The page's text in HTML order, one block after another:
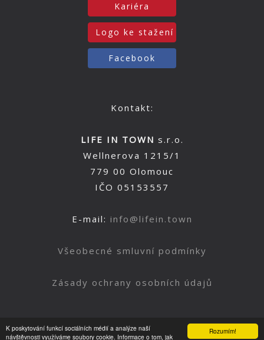
Rozumím!
K poskytování funkcí sociálních médií a analýze naší
návštěvnosti využíváme soubory cookie. Informace o tom, jak
Kariéra
Logo ke stažení
Facebook
Kontakt:
LIFE IN TOWN s.r.o.
Wellnerova 1215/1
779 00 Olomouc
IČO 05153557
E-mail: info@lifein.town
Všeobecné smluvní podmínky
Zásady ochrany osobních údajů